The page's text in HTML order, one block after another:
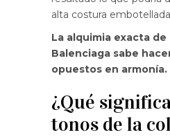
alta costura
La alquimia exacta de
Balenciaga sabe
opuestos en armonía.
¿Qué
tonos de la